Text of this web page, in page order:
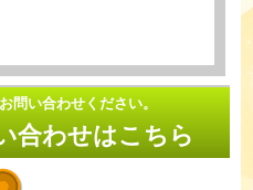
問い合わせください。
合わせはこちら